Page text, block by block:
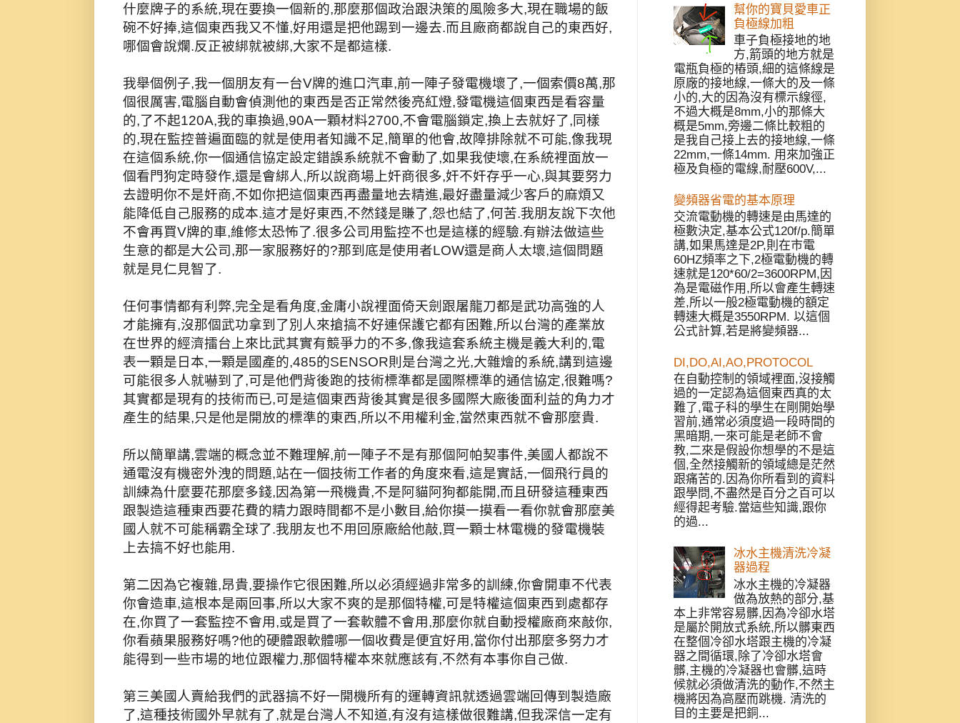
什麼牌子的系統,現在要換一個新的,那麼那個政治跟決策的風險多大,現在職場的飯
碗不好捧,這個東西我又不懂,好用還是把他踢到一邊去.而且廠商都說自己的東西好,
哪個會說爛.反正被綁就被綁,大家不是都這樣.
我舉個例子,我一個朋友有一台V牌的進口汽車,前一陣子發電機壞了,一個索價8萬,那
個很厲害,電腦自動會偵測他的東西是否正常然後亮紅燈,發電機這個東西是看容量
的,了不起120A,我的車換過,90A一顆材料2700,不會電腦鎖定,換上去就好了,同樣
的,現在監控普遍面臨的就是使用者知識不足,簡單的他會,故障排除就不可能,像我現
在這個系統,你一個通信協定設定錯誤系統就不會動了,如果我使壞,在系統裡面放一
個看門狗定時發作,還是會綁人,所以說商場上奸商很多,奸不奸存乎一心,與其要努力
去證明你不是奸商,不如你把這個東西再盡量地去精進,最好盡量減少客戶的麻煩又
能降低自己服務的成本.這才是好東西,不然錢是賺了,怨也結了,何苦.我朋友說下次他
不會再買V牌的車,維修太恐怖了.很多公司用監控不也是這樣的經驗.有辦法做這些
生意的都是大公司,那一家服務好的?那到底是使用者LOW還是商人太壞,這個問題
就是見仁見智了.
任何事情都有利弊,完全是看角度,金庸小說裡面倚天劍跟屠龍刀都是武功高強的人
才能擁有,沒那個武功拿到了別人來搶搞不好連保護它都有困難,所以台灣的產業放
在世界的經濟擂台上來比武其實有競爭力的不多,像我這套系統主機是義大利的,電
表一顆是日本,一顆是國產的,485的SENSOR則是台灣之光,大雜燴的系統,講到這邊
可能很多人就嚇到了,可是他們背後跑的技術標準都是國際標準的通信協定,很難嗎?
其實都是現有的技術而已,可是這個東西背後其實是很多國際大廠後面利益的角力才
產生的結果,只是他是開放的標準的東西,所以不用權利金,當然東西就不會那麼貴.
所以簡單講,雲端的概念並不難理解,前一陣子不是有那個阿帕契事件,美國人都說不
通電沒有機密外洩的問題,站在一個技術工作者的角度來看,這是實話,一個飛行員的
訓練為什麼要花那麼多錢,因為第一飛機貴,不是阿貓阿狗都能開,而且研發這種東西
跟製造這種東西要花費的精力跟時間都不是小數目,給你摸一摸看一看你就會那麼美
國人就不可能稱霸全球了.我朋友也不用回原廠給他敲,買一顆士林電機的發電機裝
上去搞不好也能用.
第二因為它複雜,昂貴,要操作它很困難,所以必須經過非常多的訓練,你會開車不代表
你會造車,這根本是兩回事,所以大家不爽的是那個特權,可是特權這個東西到處都存
在,你買了一套監控不會用,或是買了一套軟體不會用,那麼你就自動授權廠商來敲你,
你看蘋果服務好嗎?他的硬體跟軟體哪一個收費是便宜好用,當你付出那麼多努力才
能得到一些市場的地位跟權力,那個特權本來就應該有,不然有本事你自己做.
第三美國人賣給我們的武器搞不好一開機所有的運轉資訊就透過雲端回傳到製造廠
了,這種技術國外早就有了,就是台灣人不知道,有沒有這樣做很難講,但我深信一定有
幫你的寶貝愛車正
負極線加粗
車子負極接地的地
方,箭頭的地方就是
電瓶負極的樁頭,細的這條線是
原廠的接地線,一條大的及一條
小的,大的因為沒有標示線徑,
不過大概是8mm,小的那條大
概是5mm,旁邊二條比較粗的
是我自己接上去的接地線,一條
22mm,一條14mm. 用來加強正
極及負極的電線,耐壓600V,...
變頻器省電的基本原理
交流電動機的轉速是由馬達的
極數決定,基本公式120f/p.簡單
講,如果馬達是2P,則在市電
60HZ頻率之下,2極電動機的轉
速就是120*60/2=3600RPM,因
為是電磁作用,所以會產生轉速
差,所以一般2極電動機的額定
轉速大概是3550RPM. 以這個
公式計算,若是將變頻器...
DI,DO,AI,AO,PROTOCOL
在自動控制的領域裡面,沒接觸
過的一定認為這個東西真的太
難了,電子科的學生在剛開始學
習前,通常必須度過一段時間的
黑暗期,一來可能是老師不會
教,二來是假設你想學的不是這
個,全然接觸新的領域總是茫然
跟痛苦的.因為你所看到的資料
跟學問,不盡然是百分之百可以
經得起考驗.當這些知識,跟你
的過...
冰水主機清洗冷凝
器過程
冰水主機的冷凝器
做為放熱的部分,基
本上非常容易髒,因為冷卻水塔
是屬於開放式系統,所以髒東西
在整個冷卻水塔跟主機的冷凝
器之間循環,除了冷卻水塔會
髒,主機的冷凝器也會髒,這時
候就必須做清洗的動作,不然主
機將因為高壓而跳機. 清洗的
目的主要是把銅...